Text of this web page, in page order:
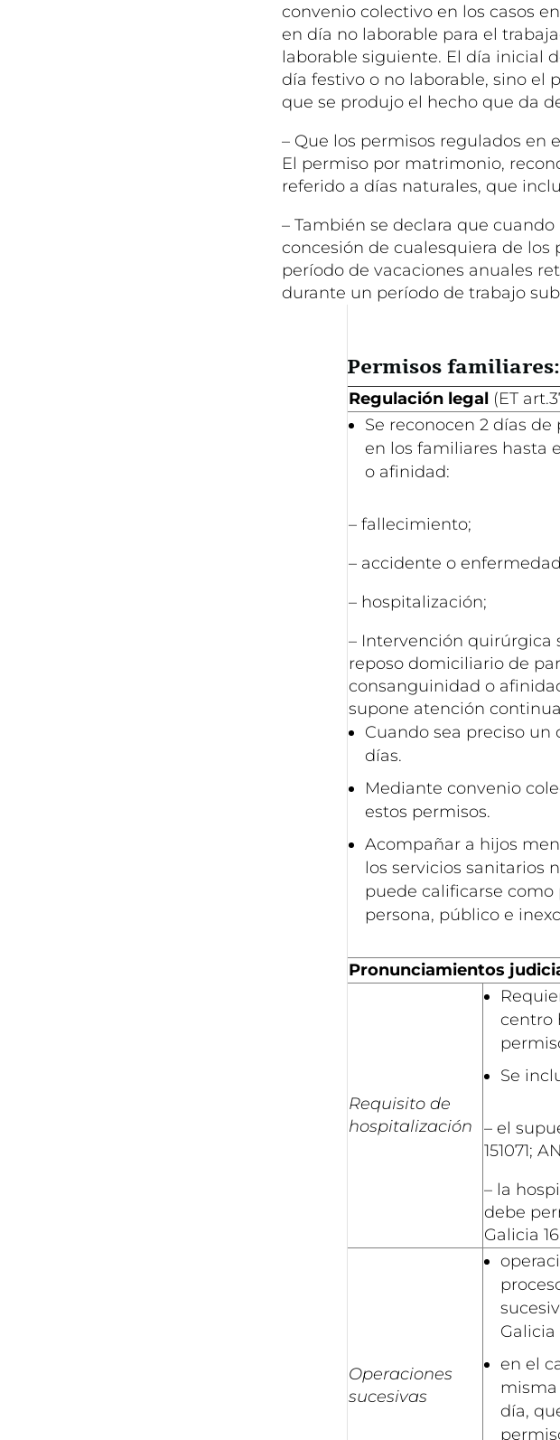
convenio colectivo en los casos
en día no laborable para el
laborable siguiente. El día inicial
día festivo o no laborable, sino el
que se produjo el hecho que da
– Que los permisos regulados en
El permiso por matrimonio,
referido a días naturales, que
– También se declara que
concesión de cualesquiera de
período de vacaciones anuales
durante un período de trabajo
Permisos
Regulación legal (ET
Se reconocen 2 días
en los familiares hasta
o afinidad:
– fallecimiento;
– accidente o
– hospitalización;
– Intervención
reposo domiciliario de
consanguinidad o
supone atención
Cuando sea preciso
días.
Mediante convenio
estos permisos.
Acompañar a hijos
los servicios sanitarios
puede calificarse
persona, público e
Pronunciamientos
Requisito de
hospitalización
centro
Se
– el
151071;
– la
debe
Galicia
Operaciones
sucesivas
Galicia
en el
misma
día,